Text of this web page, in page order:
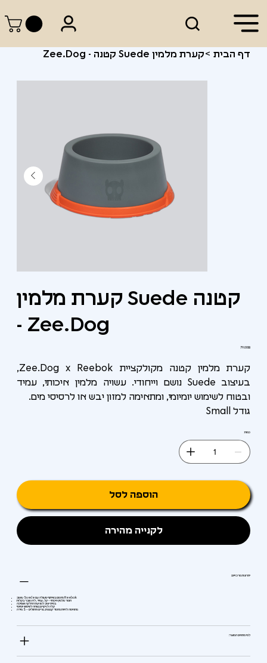
דף הבית >קערת מלמין Suede קטנה - Zee.Dog
קערת מלמין Suede קטנה
- Zee.Dog
מחיר‏79.00 ‏₪
קערת מלמין קטנה מקולקציית Zee.Dog x Reebok,
בעיצוב Suede נושם וייחודי. עשויה מלמין איכותי, עמיד
ובטוח לשימוש יומיומי, ומתאימה למזון יבש או לרסיסי מים.
גודל Small
כמות
הוספה לסל
לקנייה מהירה
יתרונות מרכזיים:
עיצוב Suede מהמם בשיתוף פעולה עם Reebok
חומר מלמין איכותי – קל, עמיד, לא נשבר בקלות
בסיס יציב למניעת החלקה ושפיכה
קלה לניקוי ובטוחה לשימוש יומיומי
מידה S – מתאימה לחיות מחמד קטנות, גורים וחתולים
למי מתאים המוצר: